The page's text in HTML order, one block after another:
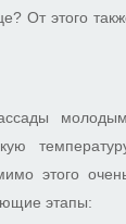
От этого
молодым
этого
этапы: